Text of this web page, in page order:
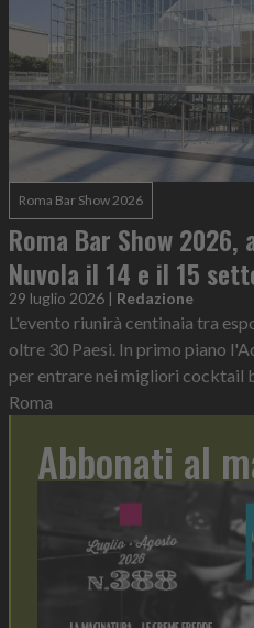
Roma Bar Show 2026
Roma Bar Show
Nuvola il 14 e il 15
29 luglio 2026 | Redazione
L'evento riunirà centinaia tra
oltre 30 Paesi. In primo piano
per entrare nei migliori cocktail
Roma
Abbonati al